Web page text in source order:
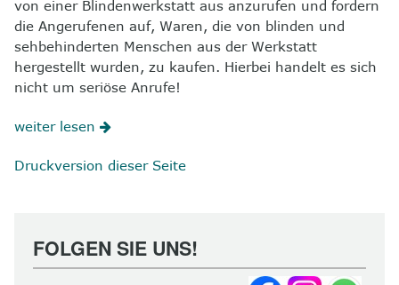
von einer Blindenwerkstatt aus anzurufen und fordern
die Angerufenen auf, Waren, die von blinden und
sehbehinderten Menschen aus der Werkstatt
hergestellt wurden, zu kaufen. Hierbei handelt es sich
nicht um seriöse Anrufe!
weiter lesen
Druckversion dieser Seite
FOLGEN SIE UNS!